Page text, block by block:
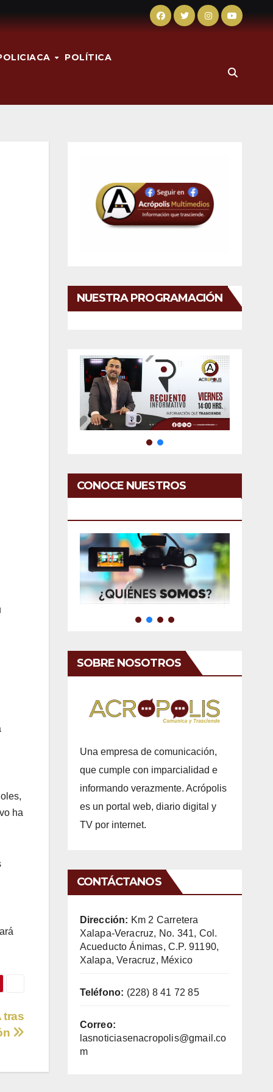
POLÍTICA
ha
tras
NUESTRA PROGRAMACIÓN
CONOCE NUESTROS
SOBRE NOSOTROS
Una empresa de comunicación,
que cumple con imparcialidad e
informando verazmente. Acrópolis
es un portal web, diario digital y
TV por internet.
CONTÁCTANOS
Dirección: Km 2 Carretera
Xalapa-Veracruz, No. 341, Col.
Acueducto Ánimas, C.P. 91190,
Xalapa, Veracruz, México
Teléfono: (228) 8 41 72 85
Correo:
lasnoticiasenacropolis@gmail.co
m